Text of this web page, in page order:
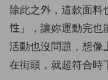
除此之外，這款面
性」，讓妳運動完也
活動也沒問題，想像
在街頭，就超符合時